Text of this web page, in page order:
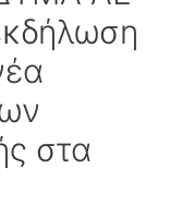
στα